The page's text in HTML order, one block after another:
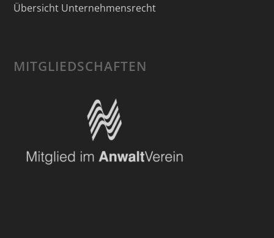
Übersicht Unternehmensrecht
MITGLIEDSCHAFTEN